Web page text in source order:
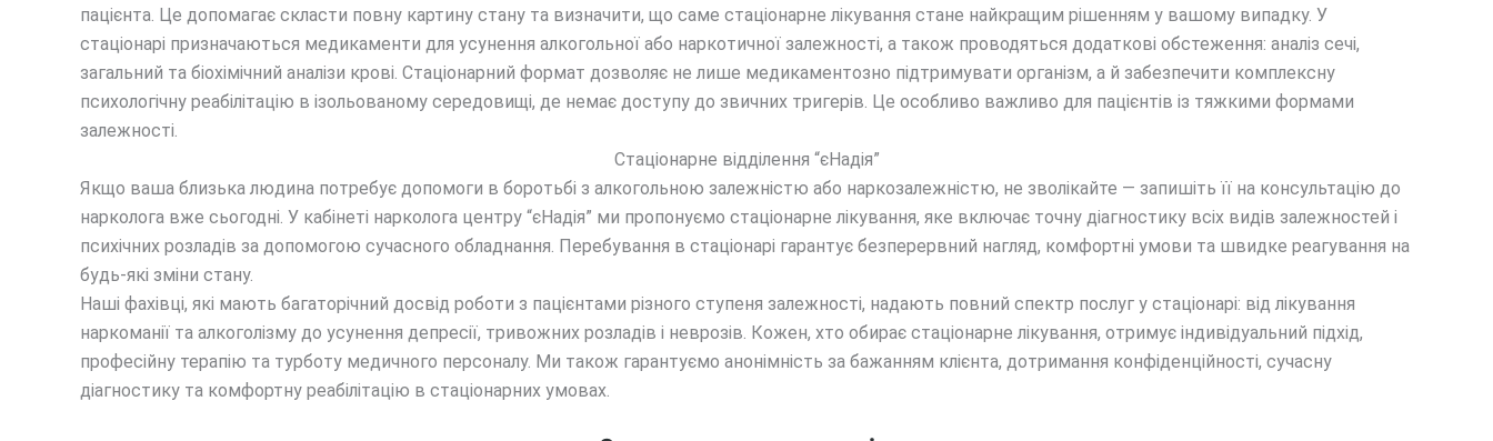
пацієнта. Це допомагає скласти повну картину стану та визначити, що саме стаціонарне лікування стане найкращим рішенням у вашому випадку. У
стаціонарі призначаються медикаменти для усунення алкогольної або наркотичної залежності, а також проводяться додаткові обстеження: аналіз сечі,
загальний та біохімічний аналізи крові. Стаціонарний формат дозволяє не лише медикаментозно підтримувати організм, а й забезпечити комплексну
психологічну реабілітацію в ізольованому середовищі, де немає доступу до звичних тригерів. Це особливо важливо для пацієнтів із тяжкими формами
залежності.
Стаціонарне відділення “єНадія”
Якщо ваша близька людина потребує допомоги в боротьбі з алкогольною залежністю або наркозалежністю, не зволікайте — запишіть її на консультацію до
нарколога вже сьогодні. У кабінеті нарколога центру “єНадія” ми пропонуємо стаціонарне лікування, яке включає точну діагностику всіх видів залежностей і
психічних розладів за допомогою сучасного обладнання. Перебування в стаціонарі гарантує безперервний нагляд, комфортні умови та швидке реагування на
будь-які зміни стану.
Наші фахівці, які мають багаторічний досвід роботи з пацієнтами різного ступеня залежності, надають повний спектр послуг у стаціонарі: від лікування
наркоманії та алкоголізму до усунення депресії, тривожних розладів і неврозів. Кожен, хто обирає стаціонарне лікування, отримує індивідуальний підхід,
професійну терапію та турботу медичного персоналу. Ми також гарантуємо анонімність за бажанням клієнта, дотримання конфіденційності, сучасну
діагностику та комфортну реабілітацію в стаціонарних умовах.